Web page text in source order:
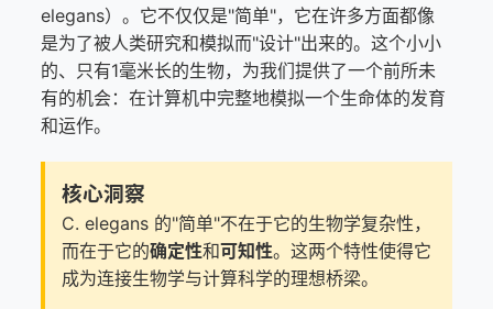
elegans）。它不仅仅是"简单"，它在许多方面都像
是为了被人类研究和模拟而"设计"出来的。这个小小
的、只有1毫米长的生物，为我们提供了一个前所未
有的机会：在计算机中完整地模拟一个生命体的发育
和运作。
核心洞察
C. elegans 的"简单"不在于它的生物学复杂性，
而在于它的确定性和可知性。这两个特性使得它
成为连接生物学与计算科学的理想桥梁。